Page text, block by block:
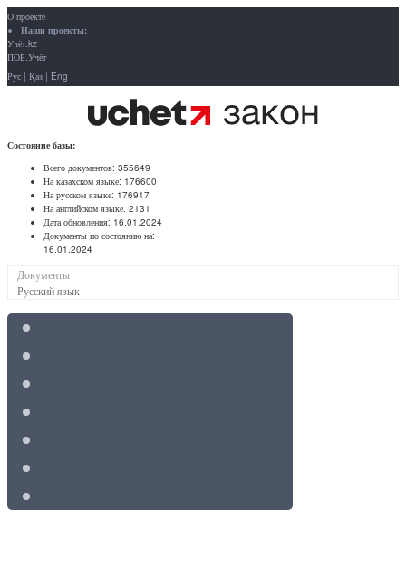
О проекте
Наши проекты:
Учёт.kz
ПОБ.Учёт
Рус | Қаз | Eng
Состояние базы:
Всего документов: 355649
На казахском языке: 176600
На русском языке: 176917
На английском языке: 2131
Дата обновления: 16.01.2024
Документы по состоянию на:
16.01.2024
Документы
Русский язык